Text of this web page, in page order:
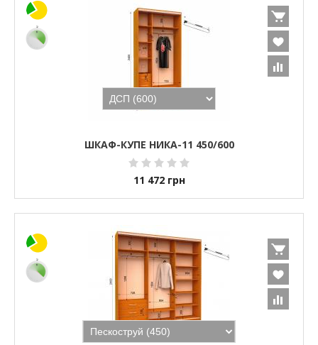
ШКАФ-КУПЕ НИКА-11 450/600
11 472 грн